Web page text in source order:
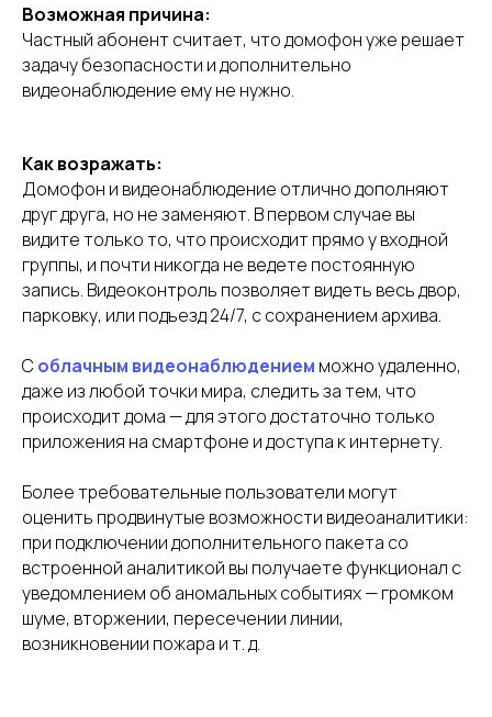
Возможная причина:
Частный абонент считает, что домофон уже решает
задачу безопасности и дополнительно
видеонаблюдение ему не нужно.
Как возражать:
Домофон и видеонаблюдение отлично дополняют
друг друга, но не заменяют. В первом случае вы
видите только то, что происходит прямо у входной
группы, и почти никогда не ведете постоянную
запись. Видеоконтроль позволяет видеть весь двор,
парковку, или подъезд 24/7, с сохранением архива.
С облачным видеонаблюдением можно удаленно,
даже из любой точки мира, следить за тем, что
происходит дома — для этого достаточно только
приложения на смартфоне и доступа к интернету.
Более требовательные пользователи могут
оценить продвинутые возможности видеоаналитики:
при подключении дополнительного пакета со
встроенной аналитикой вы получаете функционал с
уведомлением об аномальных событиях — громком
шуме, вторжении, пересечении линии,
возникновении пожара и т. д.